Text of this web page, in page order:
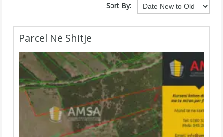
Sort By:
Parcel Në Shitje